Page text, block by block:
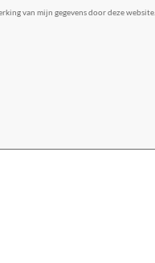
van mijn gegevens door deze website.